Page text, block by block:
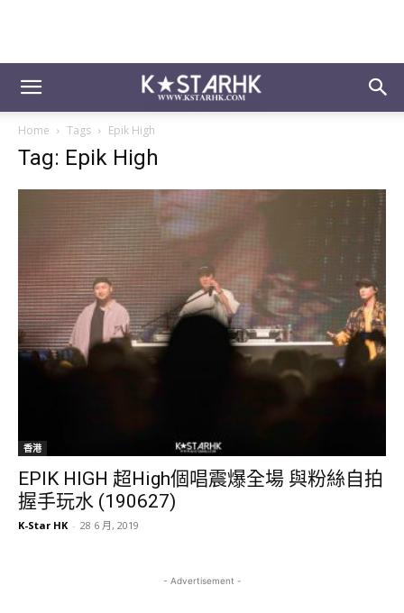
Home Tags Epik High
Tag: Epik High
香港
EPIK HIGH 超High個唱震爆全場 與粉絲自拍
握手玩水 (190627)
K-Star HK - 28 6 月, 2019
- Advertisement -